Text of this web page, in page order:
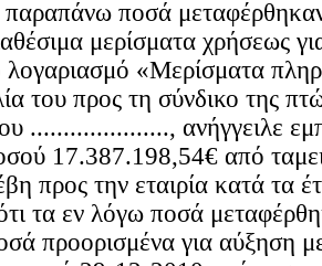
ποσά
μερίσματα χρήσεως
«Mερίσματα
του προς τη σύνδικο της
....................., ανήγγειλε
17.387.198,54€ από
προς την εταιρία κατά τα
τα εν λόγω ποσά
προορισμένα για αύξηση